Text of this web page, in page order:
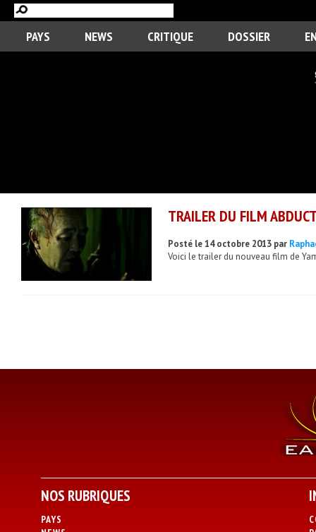
PAYS NEWS CRITIQUE DOSSIER
TRAILER DU FILM
Posté le 14 octobre 2013 par
Voici le trailer du nouveau film de
NOS RUBRIQUES
PAYS